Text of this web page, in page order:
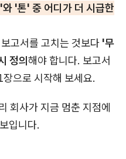
'톤' 중 어디가 더 시급한
보고서를 고치는 것보다 '무
정의해야 합니다. 보고서
으로 시작해 보세요.
회사가 지금 멈춘 지점에
입니다.